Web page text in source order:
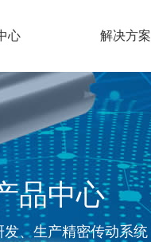
心 解决方案
品中心
发、生产精密传动系统